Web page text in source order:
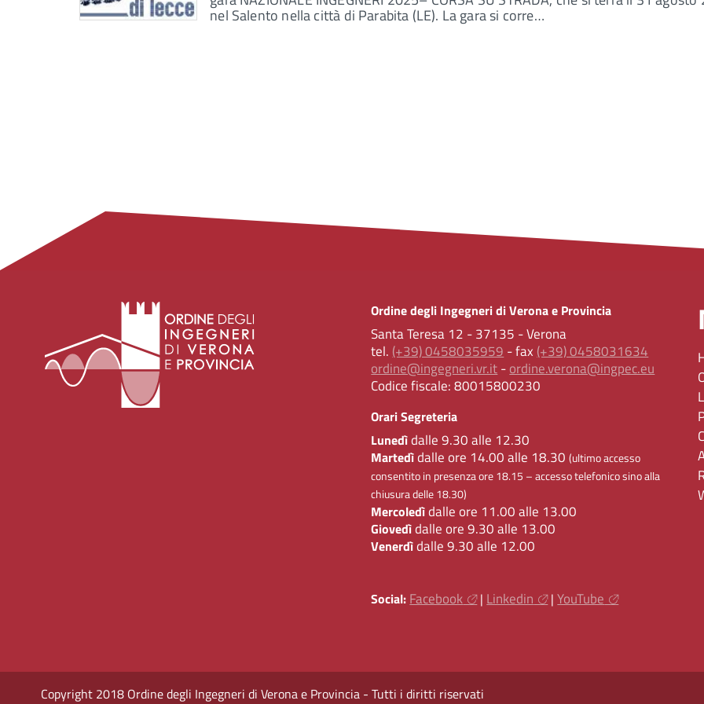
nel Salento nella città di Parabita (LE). La gara si corre…
Ordine degli Ingegneri di Verona e Provincia
Santa Teresa 12 - 37135 - Verona
tel. (+39) 0458035959 - fax (+39) 0458031634
ordine@ingegneri.vr.it-ordine.verona@ingpec.eu
Codice fiscale:80015800230
Orari Segreteria
Lunedìdalle 9.30 alle 12.30
Martedìdalle ore 14.00 alle 18.30(ultimo accesso
consentito in presenza ore 18.15 – accesso telefonico sino alla
chiusura delle 18.30)
Mercoledìdalle ore 11.00 alle 13.00
Giovedìdalle ore 9.30 alle 13.00
Venerdìdalle 9.30 alle 12.00
Social: Facebook | Linkedin |YouTube
Copyright 2018 Ordine degli Ingegneri di Verona e Provincia - Tutti i diritti riservati